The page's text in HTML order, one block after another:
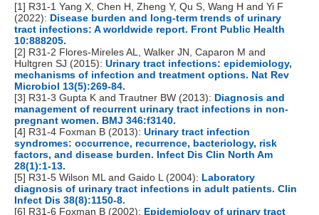
[1] R31-1 Yang X, Chen H, Zheng Y, Qu S, Wang H and Yi F
(2022): Disease burden and long-term trends of urinary
tract infections: A worldwide report. Front Public Health
10:888205.
[2] R31-2 Flores-Mireles AL, Walker JN, Caparon M and
Hultgren SJ (2015): Urinary tract infections: epidemiology,
mechanisms of infection and treatment options. Nat Rev
Microbiol 13(5):269-84.
[3] R31-3 Gupta K and Trautner BW (2013): Diagnosis and
management of recurrent urinary tract infections in non-
pregnant women. BMJ 346:f3140.
[4] R31-4 Foxman B (2013): Urinary tract infection
syndromes: occurrence, recurrence, bacteriology, risk
factors, and disease burden. Infect Dis Clin North Am
28(1):1-13.
[5] R31-5 Wilson ML and Gaido L (2004): Laboratory
diagnosis of urinary tract infections in adult patients. Clin
Infect Dis 38(8):1150-8.
[6] R31-6 Foxman B (2002): Epidemiology of urinary tract